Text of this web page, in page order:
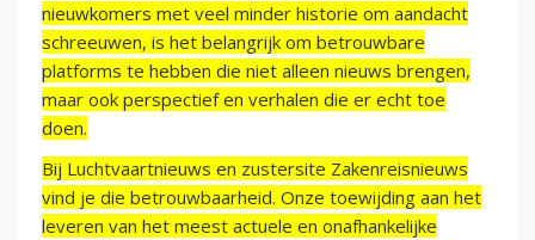
nieuwkomers met veel minder historie om aandacht
schreeuwen, is het belangrijk om betrouwbare
platforms te hebben die niet alleen nieuws brengen,
maar ook perspectief en verhalen die er echt toe
doen.
Bij Luchtvaartnieuws en zustersite Zakenreisnieuws
vind je die betrouwbaarheid. Onze toewijding aan het
leveren van het meest actuele en onafhankelijke